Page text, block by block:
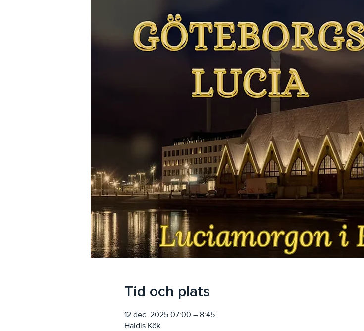
Tid och plats
12 dec. 2025 07:00 – 8:45
Haldis Kök